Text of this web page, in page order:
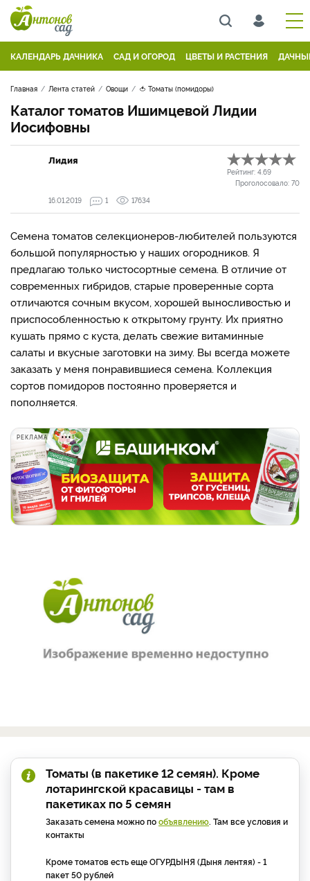
КАЛЕНДАРЬ ДАЧНИКА САД И ОГОРОД ЦВЕТЫ И РАСТЕНИЯ
Главная Лента статей Овощи 🍅 Томаты (помидоры)
Каталог томатов Ишимцевой Лидии
Иосифовны
Лидия
Рейтинг: 4.69
Проголосовало: 70
16.01.2019
1 17634
Семена томатов селекционеров-любителей пользуются
большой популярностью у наших огородников. Я
предлагаю только чистосортные семена. В отличие от
современных гибридов, старые проверенные сорта
отличаются сочным вкусом, хорошей выносливостью и
приспособленностью к открытому грунту. Их приятно
кушать прямо с куста, делать свежие витаминные
салаты и вкусные заготовки на зиму. Вы всегда можете
заказать у меня понравившиеся семена. Коллекция
сортов помидоров постоянно проверяется и
пополняется.
РЕКЛАМА
Томаты (в пакетике 12 семян). Кроме
лотарингской красавицы - там в
пакетиках по 5 семян
Заказать семена можно пообъявлению. Там все условия и
контакты
Кроме томатов есть еще ОГУРДЫНЯ (Дыня лентяя) - 1
пакет 50 рублей